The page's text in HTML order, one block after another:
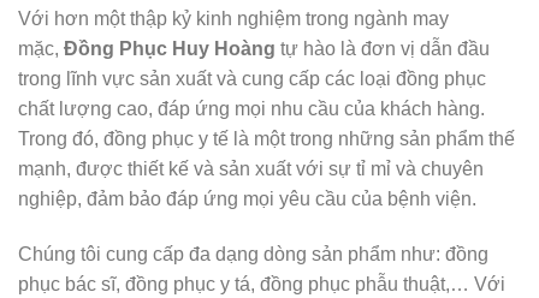
Với hơn một thập kỷ kinh nghiệm trong ngành may
mặc, Đồng Phục Huy Hoàng tự hào là đơn vị dẫn đầu
trong lĩnh vực sản xuất và cung cấp các loại đồng phục
chất lượng cao, đáp ứng mọi nhu cầu của khách hàng.
Trong đó, đồng phục y tế là một trong những sản phẩm thế
mạnh, được thiết kế và sản xuất với sự tỉ mỉ và chuyên
nghiệp, đảm bảo đáp ứng mọi yêu cầu của bệnh viện.
Chúng tôi cung cấp đa dạng dòng sản phẩm như: đồng
phục bác sĩ, đồng phục y tá, đồng phục phẫu thuật,… Với